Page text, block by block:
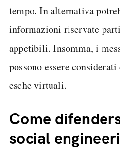
tempo. In alternativa
informazioni riservate
appetibili. Insomma, i
possono essere
esche virtuali.
Come
social